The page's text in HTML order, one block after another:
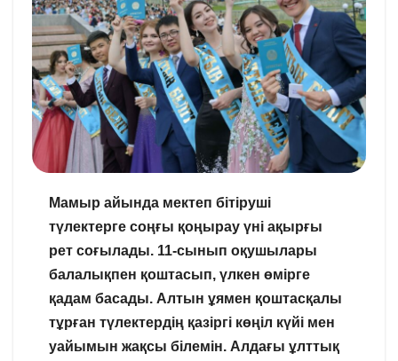
Мамыр айында мектеп бітіруші
түлектерге соңғы қоңырау үні ақырғы
рет соғылады. 11-сынып оқушылары
балалықпен қоштасып, үлкен өмірге
қадам басады. Алтын ұямен қоштасқалы
тұрған түлектердің қазіргі көңіл күйі мен
уайымын жақсы білемін. Алдағы ұлттық